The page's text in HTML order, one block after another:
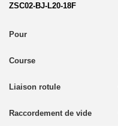
ZSC02-BJ-L20-18F